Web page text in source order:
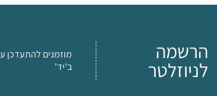
הרשמה
לניוזלטר
מוזמנים להתעדכן
ב'יד'